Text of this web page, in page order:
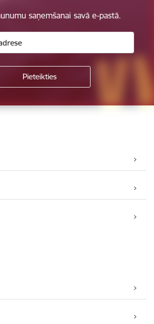
saņemšanai savā e-pastā.